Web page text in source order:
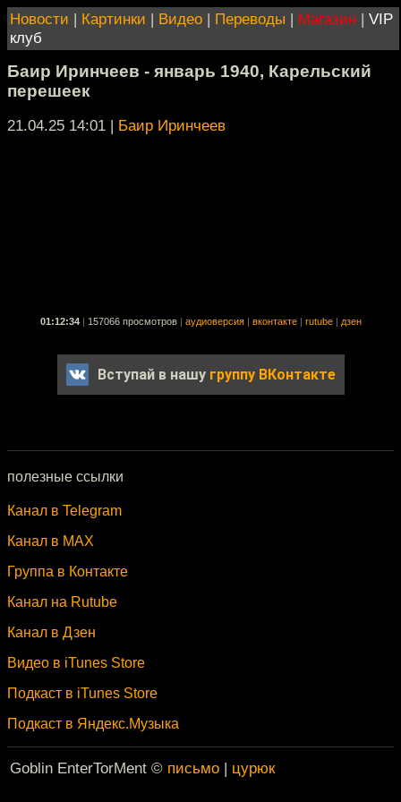
Новости | Картинки | Видео | Переводы | Магазин | VIP
клуб
Баир Иринчеев - январь 1940, Карельский
перешеек
21.04.25 14:01 | Баир Иринчеев
01:12:34 157066 просмотров аудиоверсия вконтакте rutube дзен
Вступай в нашу группу ВКонтакте
полезные ссылки
Канал в Telegram
Канал в MAX
Группа в Контакте
Канал на Rutube
Канал в Дзен
Видео в iTunes Store
Подкаст в iTunes Store
Подкаст в Яндекс.Музыка
Goblin EnterTorMent © письмо | цурюк